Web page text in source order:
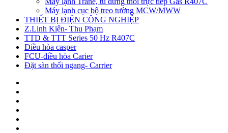
Máy lạnh cục bộ treo tường MCW/MWW
THIẾT BỊ ĐIỆN CÔNG NGHIỆP
Z.Linh Kiện- Thu Phạm
TTD & TTT Series 50 Hz R407C
Điều hòa casper
FCU-điều hòa Carier
Đặt sàn thổi ngang- Carrier